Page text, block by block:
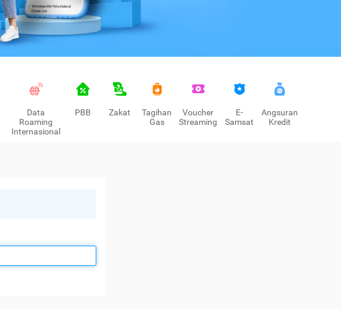
Data
Roaming
Internasional
PBB Zakat
Tagihan
Gas
Voucher
Streaming
E-
Samsat
Angsuran
Kredit